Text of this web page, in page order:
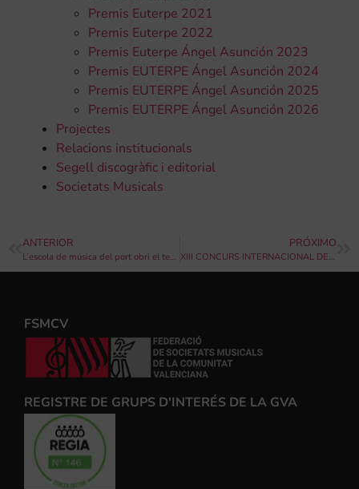
Premis Euterpe 2021
Premis Euterpe 2022
Premis Euterpe Ángel Asunción 2023
Premis EUTERPE Ángel Asunción 2024
Premis EUTERPE Ángel Asunción 2025
Premis EUTERPE Ángel Asunción 2026
Projectes
Relacions institucionals
Segell discogràfic i editorial
Societats Musicals
ANTERIOR
L’escola de música del port obri el termini d’inscripció per a l’Escola d’Estiu
PRÓXIMO
XIII CONCURS INTERNACIONAL DE COMPOSICIÓ DE MARXES PER A CAVALCADES DE REIS MAGS
FSMCV
REGISTRE DE GRUPS D'INTERÉS DE LA GVA